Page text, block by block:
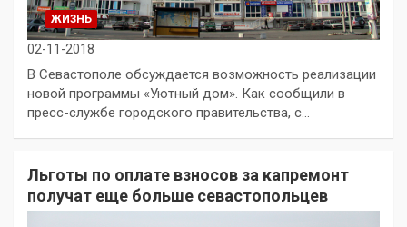
ЖИЗНЬ
02-11-2018
В Севастополе обсуждается возможность реализации
новой программы «Уютный дом». Как сообщили в
пресс-службе городского правительства, с…
Льготы по оплате взносов за капремонт
получат еще больше севастопольцев